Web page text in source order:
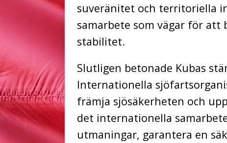
suveränitet och territoriella
samarbete som vägar för
stabilitet.
Slutligen betonade Kubas
Internationella
främja sjösäkerheten och
det internationella
utmaningar, garantera en